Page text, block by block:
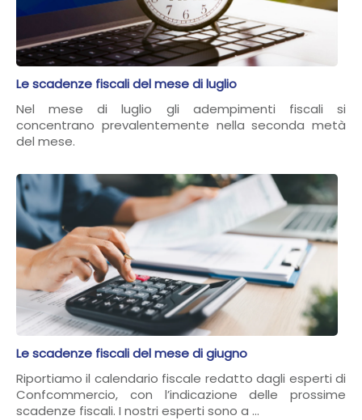
Le scadenze fiscali del mese di luglio
Nel mese di luglio gli adempimenti fiscali si
concentrano prevalentemente nella seconda metà
del mese.
Le scadenze fiscali del mese di giugno
Riportiamo il calendario fiscale redatto dagli esperti di
Confcommercio, con l’indicazione delle prossime
scadenze fiscali. I nostri esperti sono a ...